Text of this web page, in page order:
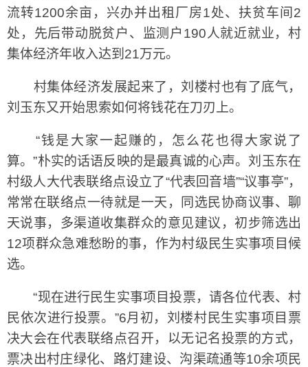
流转1200余亩，兴办并出租厂房1处、扶贫车间2
处，先后带动脱贫户、监测户190人就近就业，村
集体经济年收入达到21万元。
村集体经济发展起来了，刘楼村也有了底气，
刘玉东又开始思索如何将钱花在刀刃上。
“钱是大家一起赚的，怎么花也得大家说了
算。”朴实的话语反映的是最真诚的心声。刘玉东在
村级人大代表联络点设立了“代表回音墙”“议事亭”，
常常在联络点一待就是一天，同选民协商议事、聊
天说事，多渠道收集群众的意见建议，初步筛选出
12项群众急难愁盼的事，作为村级民生实事项目候
选。
“现在进行民生实事项目投票，请各位代表、村
民依次进行投票。”6月初，刘楼村民生实事项目票
决大会在代表联络点召开，以无记名投票的方式，
票决出村庄绿化、路灯建设、沟渠疏通等10余项民